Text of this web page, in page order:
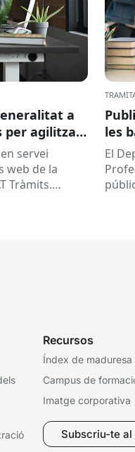
a
per agilitzar
servei
web de la
Tràmits.
les
la
El
Recursos
Índex de
Campus de
Imatge corporativa
Subscriu-te